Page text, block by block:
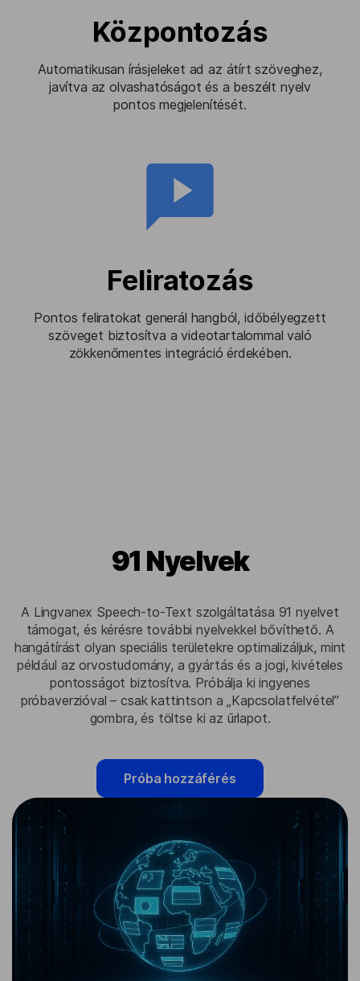
Központozás
Automatikusan írásjeleket ad az átírt szöveghez,
javítva az olvashatóságot és a beszélt nyelv
pontos megjelenítését.
Feliratozás
Pontos feliratokat generál hangból, időbélyegzett
szöveget biztosítva a videotartalommal való
zökkenőmentes integráció érdekében.
91 Nyelvek
A Lingvanex Speech-to-Text szolgáltatása 91 nyelvet
támogat, és kérésre további nyelvekkel bővíthető. A
hangátírást olyan speciális területekre optimalizáljuk, mint
például az orvostudomány, a gyártás és a jogi, kivételes
pontosságot biztosítva. Próbálja ki ingyenes
próbaverzióval – csak kattintson a „Kapcsolatfelvétel”
gombra, és töltse ki az űrlapot.
Próba hozzáférés